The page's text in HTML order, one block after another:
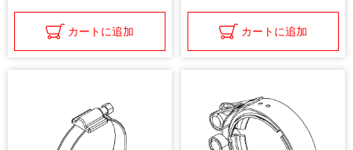
カートに追加 カートに追加